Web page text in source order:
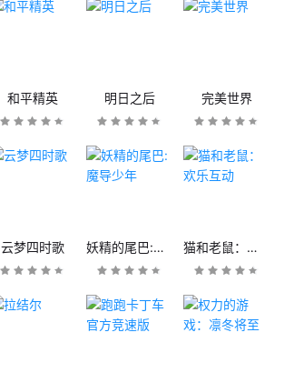
和平精英 明日之后 完美世界
云梦四时歌 妖精的尾巴:魔导少年 猫和老鼠：欢乐互动